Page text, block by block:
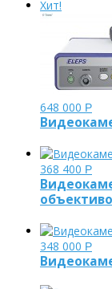
Хит!
648 000 Р
368 400 Р
348 000 Р